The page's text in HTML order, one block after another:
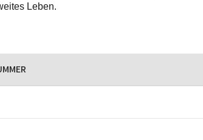
Leben.